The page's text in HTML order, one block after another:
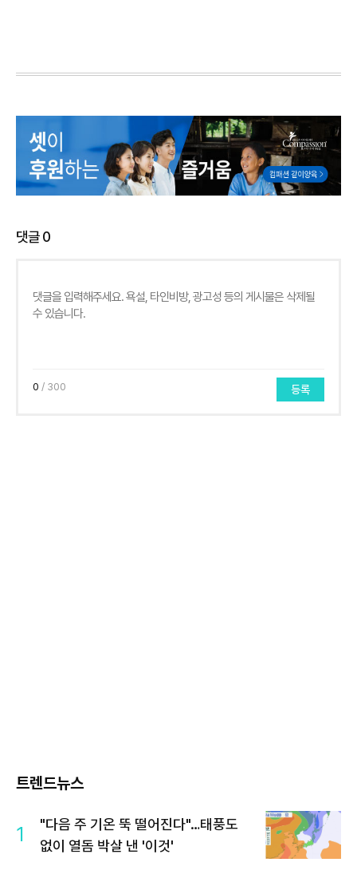
댓글0
0 / 300 등록
트렌드뉴스
1
"다음 주 기온 뚝 떨어진다"…태풍도
없이 열돔 박살 낸 '이것'